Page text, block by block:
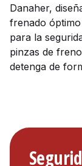
Danaher,
frenado óptimo
para la
pinzas de
detenga de